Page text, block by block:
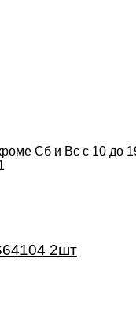
Сб и Вс с 10 до
2шт